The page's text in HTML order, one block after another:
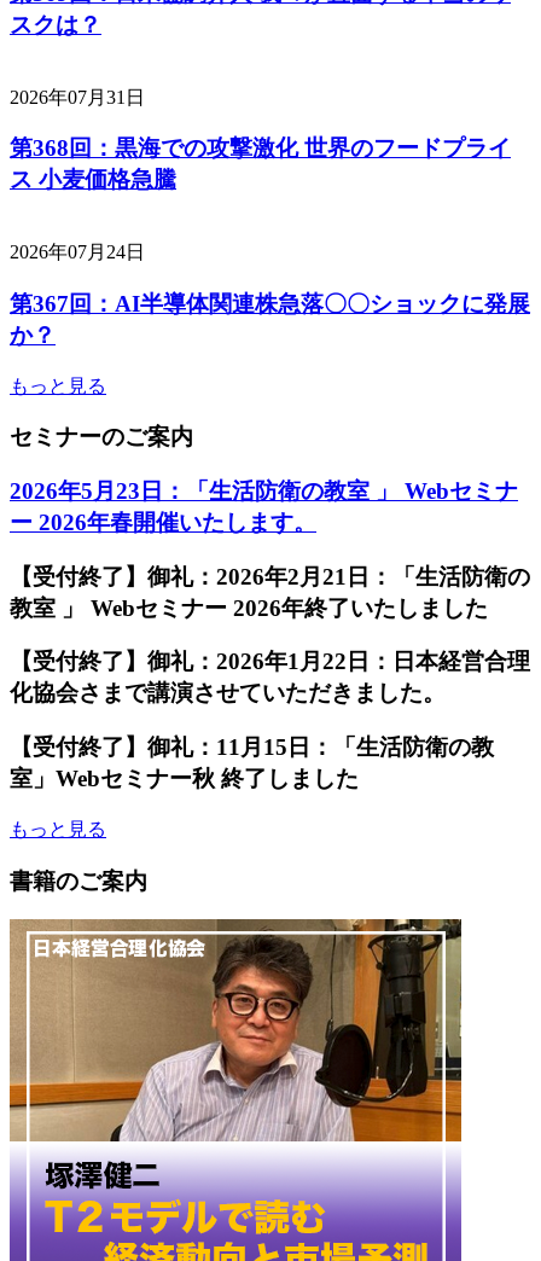
スクは？
2026年07月31日
第368回：黒海での攻撃激化 世界のフードプライ
ス 小麦価格急騰
2026年07月24日
第367回：AI半導体関連株急落〇〇ショックに発展
か？
もっと見る
セミナーのご案内
2026年5月23日：「生活防衛の教室 」 Webセミナ
ー 2026年春開催いたします。
【受付終了】御礼：2026年2月21日：「生活防衛の
教室 」 Webセミナー 2026年終了いたしました
【受付終了】御礼：2026年1月22日：日本経営合理
化協会さまで講演させていただきました。
【受付終了】御礼：11月15日：「生活防衛の教
室」Webセミナー秋 終了しました
もっと見る
書籍のご案内